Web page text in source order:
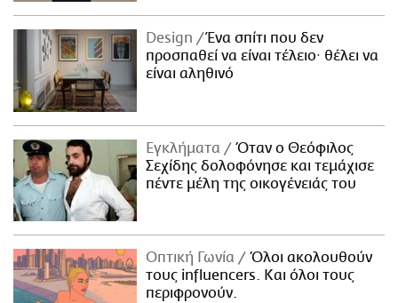
Design
Ένα σπίτι που δεν
προσπαθεί να είναι τέλειο· θέλει να
είναι αληθινό
Εγκλήματα
Όταν ο Θεόφιλος
Σεχίδης δολοφόνησε και τεμάχισε
πέντε μέλη της οικογένειάς του
Οπτική Γωνία
Όλοι ακολουθούν
τους influencers. Και όλοι τους
περιφρονούν.